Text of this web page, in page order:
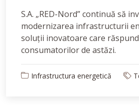
S.A. „RED-Nord” continuă să
modernizarea infrastructurii
soluții inovatoare care
consumatorilor de astăzi.
Infrastructura energetică